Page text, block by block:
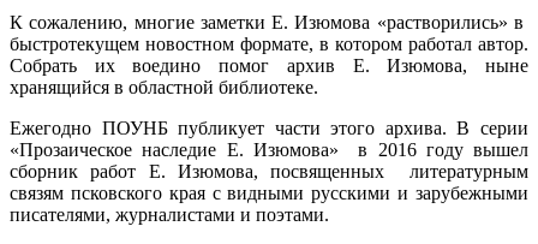
К сожалению, многие заметки Е. Изюмова «растворились» в
быстротекущем новостном формате, в котором работал автор.
Собрать их воедино помог архив Е. Изюмова, ныне
хранящийся в областной библиотеке.
Ежегодно ПОУНБ публикует части этого архива. В серии
«Прозаическое наследие Е. Изюмова» в 2016 году вышел
сборник работ Е. Изюмова, посвященных литературным
связям псков­ского края с видными русскими и зарубежными
писателями, журналистами и поэтами.